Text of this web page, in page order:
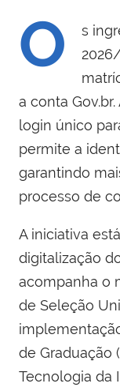
O
s
a conta
login único
permite a
garantindo
processo de
A iniciativa
digitalização
acompanha o
de Seleção
de Graduação
Tecnologia da